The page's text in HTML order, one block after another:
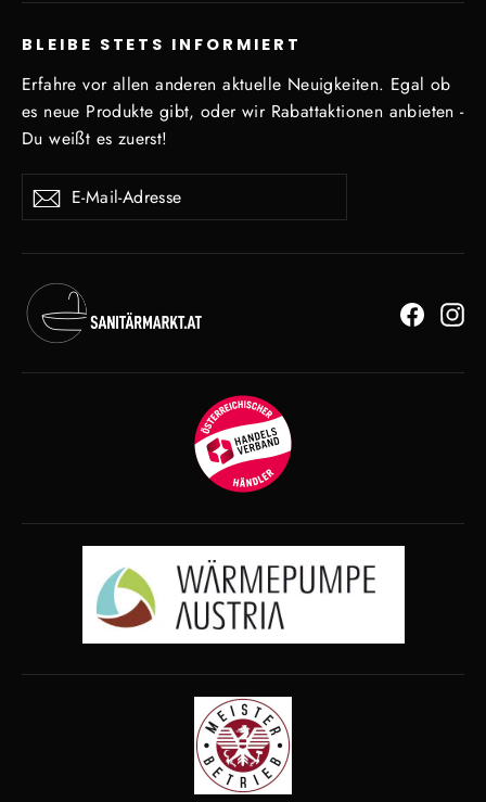
BLEIBE STETS INFORMIERT
Erfahre vor allen anderen aktuelle Neuigkeiten. Egal ob
es neue Produkte gibt, oder wir Rabattaktionen anbieten -
Du weißt es zuerst!
E-
Mail-
Abonnieren